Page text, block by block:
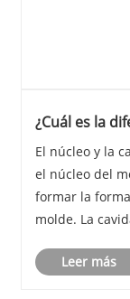
¿Cuál es la
El núcleo y la
el núcleo del
formar la
molde. La
del producto y
Leer más